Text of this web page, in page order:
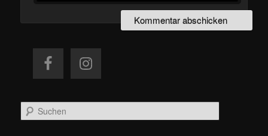
u